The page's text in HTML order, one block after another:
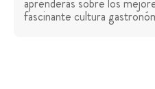
fascinante cultura